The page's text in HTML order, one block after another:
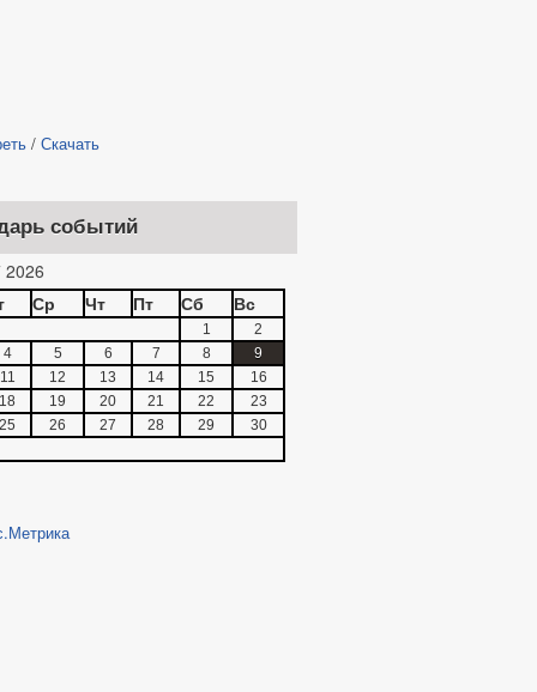
/ Скачать
событий
Ср Чт Пт Сб Вс
1
2
4
5 6 7 8
9
11
12 13 14 15
16
18
19 20 21 22
23
25
26 27 28 29 30